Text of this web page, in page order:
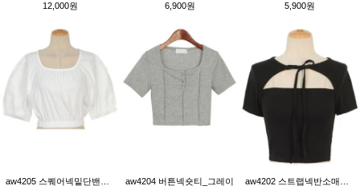
12,000원
6,900원
5,900원
aw4204 버튼넥숏티_그레이